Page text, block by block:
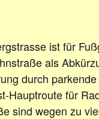
ist für
als
durch
Hauptroute für
sind wegen zu